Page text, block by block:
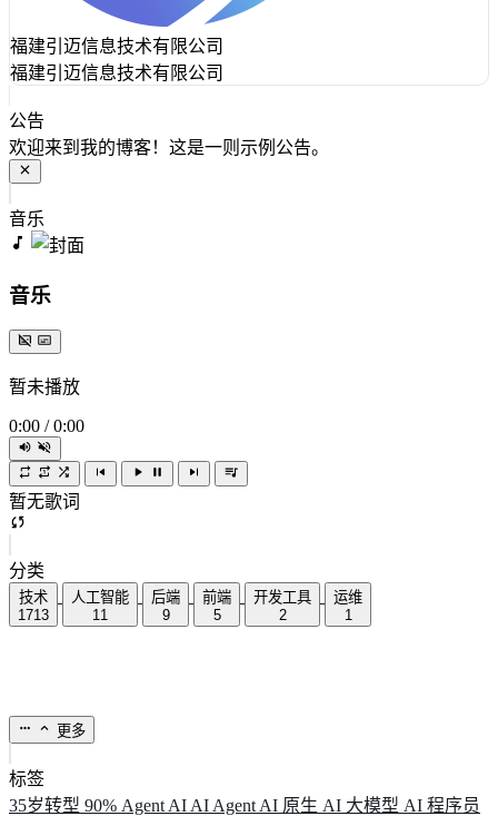
福建引迈信息技术有限公司
福建引迈信息技术有限公司
公告
欢迎来到我的博客！这是一则示例公告。
音乐
音乐
暂未播放
0:00 / 0:00
暂无歌词
分类
技术
1713
人工智能
11
后端
9
前端
5
开发工具
2
运维
1
更多
标签
35岁转型 90% Agent AI AI Agent AI 原生 AI 大模型 AI 程序员